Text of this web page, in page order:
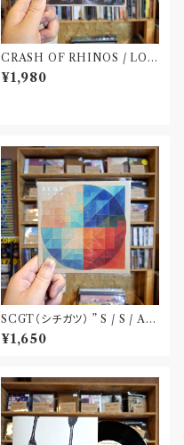
CRASH OF RHINOS / LOG
BOOK(CD)
¥1,980
SCGT（シチガツ） ” S / S / A /
W”(CD)
¥1,650